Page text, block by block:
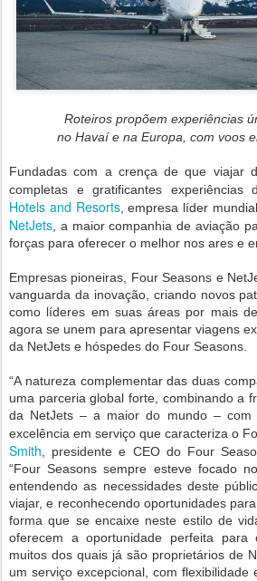
Roteiros propõem experiências
no Havaí e na Europa, com voos
Fundadas com a crença de que viajar
completas e gratificantes experiências
Hotels and Resorts, empresa líder
NetJets, a maior companhia de aviação
forças para oferecer o melhor nos ares e
Empresas pioneiras, Four Seasons e
vanguarda da inovação, criando novos
como líderes em suas áreas por mais
agora se unem para apresentar viagens
da NetJets e hóspedes do Four Seasons.
“A natureza complementar das duas
uma parceria global forte, combinando a
da NetJets – a maior do mundo – com
excelência em serviço que caracteriza o
Smith, presidente e CEO do Four
“Four Seasons sempre esteve focado
entendendo as necessidades deste
viajar, e reconhecendo oportunidades
forma que se encaixe neste estilo de
oferecem a oportunidade perfeita para
muitos dos quais já são proprietários de
um serviço excepcional, com flexibilidade